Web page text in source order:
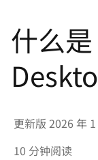
什么
更新版 2026 年
10 分钟阅读